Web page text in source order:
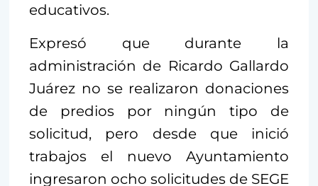
educativos.
Expresó que durante la
administración de Ricardo Gallardo
Juárez no se realizaron donaciones
de predios por ningún tipo de
solicitud, pero desde que inició
trabajos el nuevo Ayuntamiento
ingresaron ocho solicitudes de SEGE